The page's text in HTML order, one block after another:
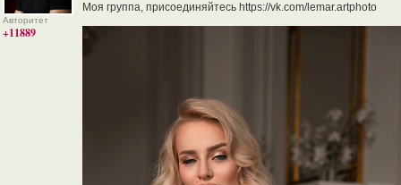
Авторитет
+11889
Моя группа, присоединяйтесь https://vk.com/lemar.artphoto